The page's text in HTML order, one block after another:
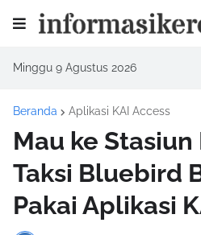
Minggu 9 Agustus 2026
Beranda Aplikasi KAI Access
Mau ke
Taksi Bluebird
Pakai Aplikasi